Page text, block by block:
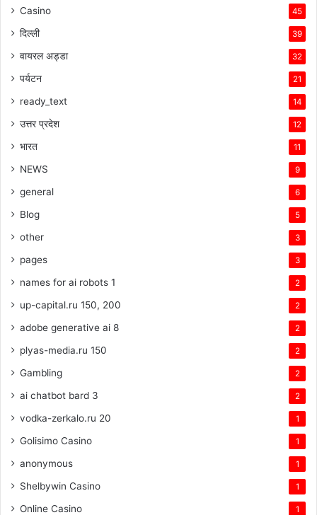
Casino 45
दिल्ली 39
वायरल अड्डा 32
पर्यटन 21
ready_text 14
उत्तर प्रदेश 12
भारत 11
NEWS 9
general 6
Blog 5
other 3
pages 3
names for ai robots 1 2
up-capital.ru 150, 200 2
adobe generative ai 8 2
plyas-media.ru 150 2
Gambling 2
ai chatbot bard 3 2
vodka-zerkalo.ru 20 1
Golisimo Casino 1
anonymous 1
Shelbywin Casino 1
Online Casino 1